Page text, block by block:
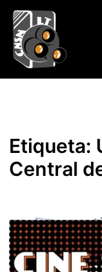
Saltar
contenido
Etiqueta:
Central